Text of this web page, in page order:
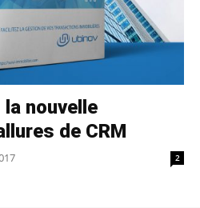
nouvelle
de CRM
2